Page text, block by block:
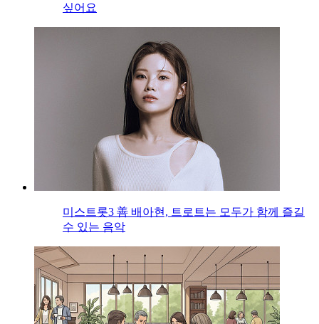
싶어요
미스트롯3 善 배아현, 트로트는 모두가 함께 즐길
수 있는 음악